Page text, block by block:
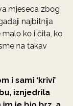
mjeseca zbog
najbitnija
malo ko i čita, ko
na takav
i sami ‘krivi’
iznjedrila